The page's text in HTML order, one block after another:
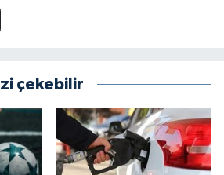
çekebilir